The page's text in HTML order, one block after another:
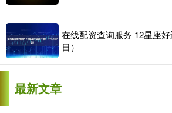
在线配资查询服务 12星座
日）
最新文章